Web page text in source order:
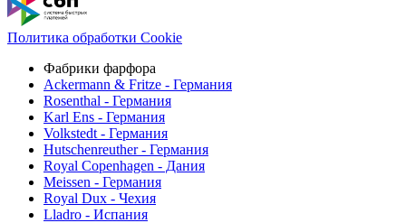
Политика обработки Cookie
Фабрики фарфора
Ackermann & Fritze - Германия
Rosenthal - Германия
Karl Ens - Германия
Volkstedt - Германия
Hutschenreuther - Германия
Royal Copenhagen - Дания
Meissen - Германия
Royal Dux - Чехия
Lladro - Испания